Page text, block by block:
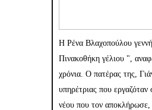
Η Ρένα Βλαχοπούλου
Πινακοθήκη γέλιου ",
χρόνια. Ο πατέρας της,
υπηρέτριας που εργαζόταν
νέου που τον αποκλήρωσε,